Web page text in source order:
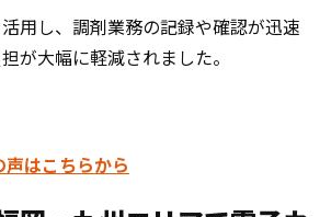
用し、調剤業務の記録や確認が迅速
が大幅に軽減されました。
はこちらから